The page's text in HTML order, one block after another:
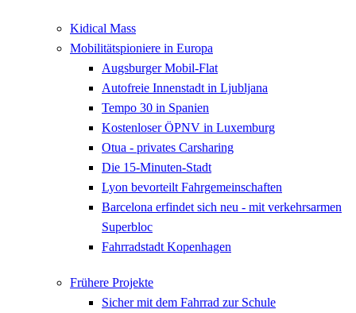
Kidical Mass
Mobilitätspioniere in Europa
Augsburger Mobil-Flat
Autofreie Innenstadt in Ljubljana
Tempo 30 in Spanien
Kostenloser ÖPNV in Luxemburg
Otua - privates Carsharing
Die 15-Minuten-Stadt
Lyon bevorteilt Fahrgemeinschaften
Barcelona erfindet sich neu - mit verkehrsarmen
Superbloc
Fahrradstadt Kopenhagen
Frühere Projekte
Sicher mit dem Fahrrad zur Schule